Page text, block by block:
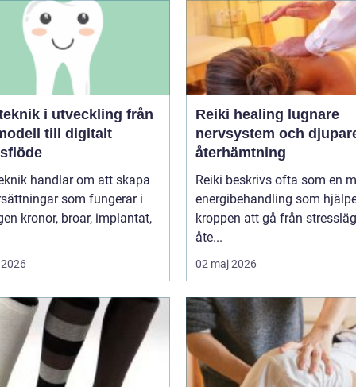
i utveckling från
till digitalt
handlar om att skapa
som fungerar i
Reiki healing lugnare
nervsystem och
återhämtning
Reiki beskrivs ofta som en
energibehandling som
kroppen att gå från
åte...
02 maj 2026